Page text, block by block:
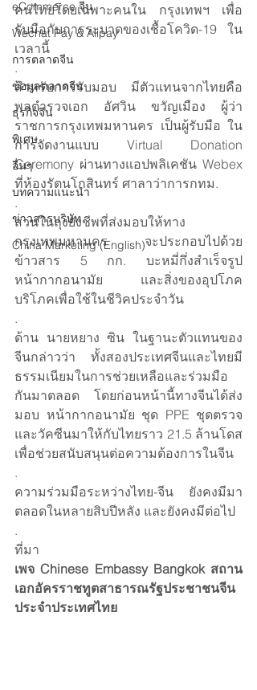
eCommerce จีน
Wechat Pay & Alipay
การตลาดจีน
ข้อมูลตลาดจีน
ธุรกิจจีน
พิเศษ
อื่นๆ
บทความแนะนำ
ข่าวสารบริษัท
China Marketing (English)
คนไทยโดยเฉพาะคนใน กรุงเทพฯ เพื่อ
รับมือกับการระบาดของเชื้อโควิด-19 ใน
เวลานี้
.
สำหรับการรับมอบ มีตัวแทนจากไทยคือ
พลตำรวจเอก อัศวิน ขวัญเมือง ผู้ว่า
ราชการกรุงเทพมหานคร เป็นผู้รับมือ ใน
การจัดงานแบบ Virtual Donation
Ceremony ผ่านทางแอปพลิเคชัน Webex
ที่ห้องรัตนโกสินทร์ ศาลาว่าการกทม.
.
ส่วนในถุงยังชีพที่ส่งมอบให้ทาง
กรุงเทพมหานคร จะประกอบไปด้วย
ข้าวสาร 5 กก. บะหมี่กึ่งสำเร็จรูป
หน้ากากอนามัย และสิ่งของอุปโภค
บริโภคเพื่อใช้ในชีวิคประจำวัน
.
ด้าน นายหยาง ซิน ในฐานะตัวแทนของ
จีนกล่าวว่า ทั้งสองประเทศจีนและไทยมี
ธรรมเนียมในการช่วยเหลือและร่วมมือ
กันมาตลอด โดยก่อนหน้านี้ทางจีนได้ส่ง
มอบ หน้ากากอนามัย ชุด PPE ชุดตรวจ
และวัคซีนมาให้กับไทยราว 21.5 ล้านโดส
เพื่อช่วยสนับสนุนต่อความต้องการในจีน
.
ความร่วมมือระหว่างไทย-จีน ยังคงมีมา
ตลอดในหลายสิบปีหลัง และยังคงมีต่อไป
.
ที่มา
เพจ Chinese Embassy Bangkok สถาน
เอกอัครราชทูตสาธารณรัฐประชาชนจีน
ประจำประเทศไทย